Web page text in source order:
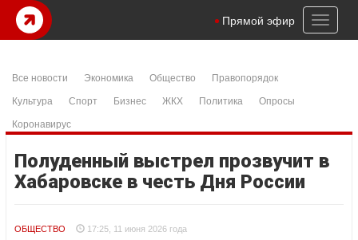
Toggle
Прямой эфир
Все новости Экономика Общество
Правопорядок
Культура
Спорт Бизнес ЖКХ Политика
Опросы
Коронавирус
Полуденный выстрел прозвучит в
Хабаровске в честь Дня России
ОБЩЕСТВО 17:25, 11 июня 2026 года